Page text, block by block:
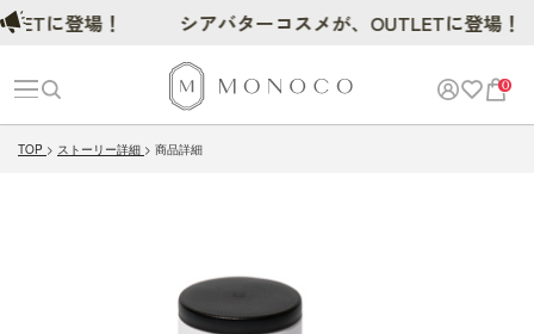
0
TOP ストーリー詳細 商品詳細
登場！ シアバターコスメが、OUTLETに登場！